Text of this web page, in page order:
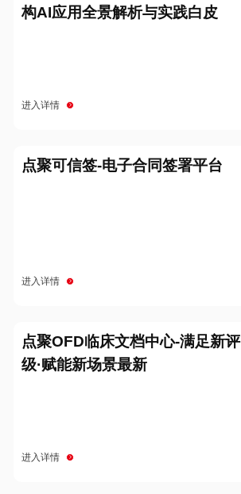
构AI应用全景解析与实践白皮
进入详情
点聚可信签-电子合同签署平台
进入详情
点聚OFD临床文档中心-满足新评
级·赋能新场景最新
进入详情